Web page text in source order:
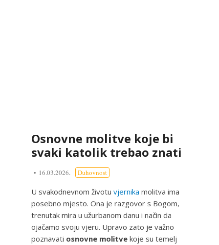
Osnovne molitve koje bi
svaki katolik trebao znati
16.03.2026. Duhovnost
U svakodnevnom životu vjernika molitva ima
posebno mjesto. Ona je razgovor s Bogom,
trenutak mira u užurbanom danu i način da
ojačamo svoju vjeru. Upravo zato je važno
poznavati osnovne molitve koje su temelj